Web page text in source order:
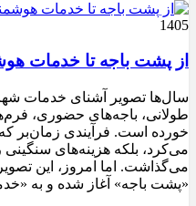
1405
از پشت باجه تا خدمات
سال‌ها تصویر آشنای خدمات
طولانی، باجه‌های حضوری،
خورده است. فرآیندی زمان‌بر
می‌کرد، بلکه هزینه‌های
می‌گذاشت. اما امروز، این
«پشت باجه» آغاز شده و به